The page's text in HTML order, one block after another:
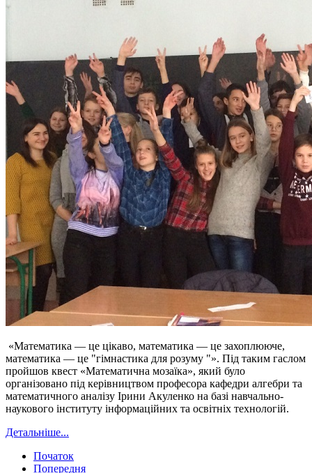
«Математика — це цікаво, математика — це захоплююче,
математика — це "гімнастика для розуму "». Під таким гаслом
пройшов квест «Математична мозаїка», який було
організовано під керівництвом професора кафедри алгебри та
математичного аналізу Ірини Акуленко на базі навчально-
наукового інституту інформаційних та освітніх технологій.
Детальніше...
Початок
Попередня